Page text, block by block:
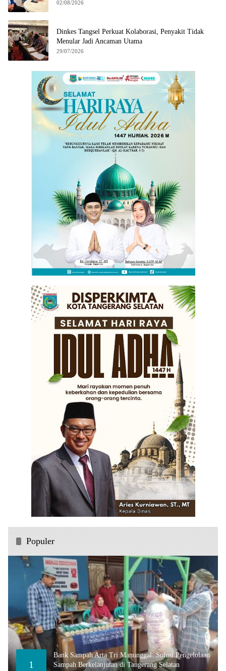
02/08/2026
Dinkes Tangsel Perkuat Kolaborasi, Penyakit Tidak
Menular Jadi Ancaman Utama
29/07/2026
Populer
1
Bank Sampah Arta Tri Manunggal: Solusi Pengelolaan
Sampah Berkelanjutan di Tangerang Selatan